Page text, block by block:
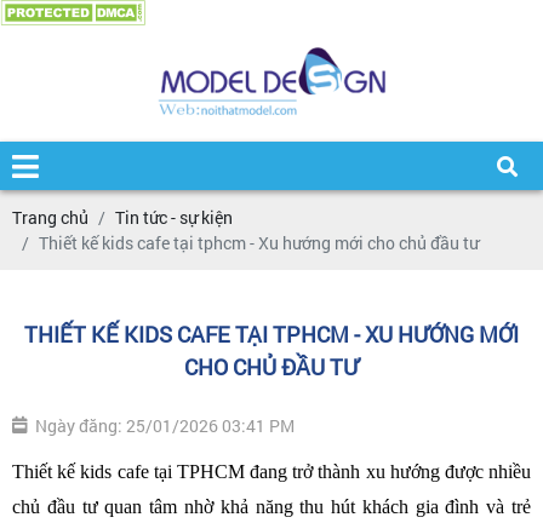
Trang chủ
Tin tức - sự kiện
Thiết kế kids cafe tại tphcm - Xu hướng mới cho chủ đầu tư
THIẾT KẾ KIDS CAFE TẠI TPHCM - XU HƯỚNG MỚI
CHO CHỦ ĐẦU TƯ
Ngày đăng: 25/01/2026 03:41 PM
Thiết kế kids cafe tại TPHCM đang trở thành xu hướng được nhiều
chủ đầu tư quan tâm nhờ khả năng thu hút khách gia đình và trẻ